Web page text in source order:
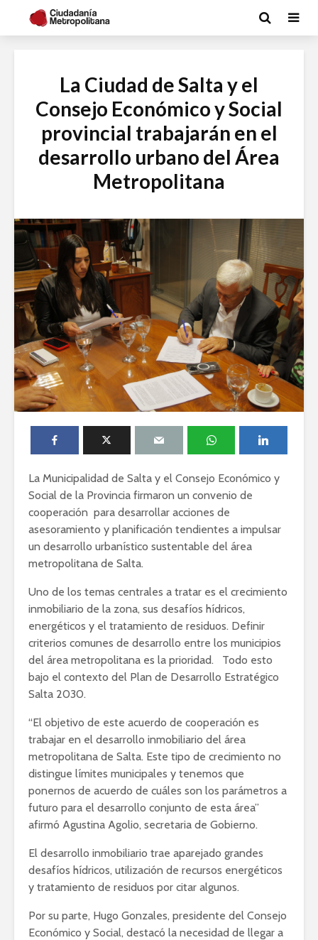
La Ciudad de Salta y el
Consejo Económico y Social
provincial trabajarán en el
desarrollo urbano del Área
Metropolitana
La Municipalidad de Salta y el Consejo Económico y
Social de la Provincia firmaron un convenio de
cooperación para desarrollar acciones de
asesoramiento y planificación tendientes a impulsar
un desarrollo urbanístico sustentable del área
metropolitana de Salta.
Uno de los temas centrales a tratar es el crecimiento
inmobiliario de la zona, sus desafíos hídricos,
energéticos y el tratamiento de residuos. Definir
criterios comunes de desarrollo entre los municipios
del área metropolitana es la prioridad. Todo esto
bajo el contexto del Plan de Desarrollo Estratégico
Salta 2030.
“El objetivo de este acuerdo de cooperación es
trabajar en el desarrollo inmobiliario del área
metropolitana de Salta. Este tipo de crecimiento no
distingue límites municipales y tenemos que
ponernos de acuerdo de cuáles son los parámetros a
futuro para el desarrollo conjunto de esta área”
afirmó Agustina Agolio, secretaria de Gobierno.
El desarrollo inmobiliario trae aparejado grandes
desafíos hídricos, utilización de recursos energéticos
y tratamiento de residuos por citar algunos.
Por su parte, Hugo Gonzales, presidente del Consejo
Económico y Social, destacó la necesidad de llegar a